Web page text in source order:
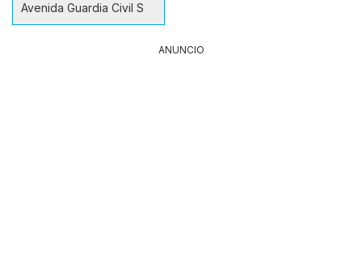
Avenida Guardia Civil S
ANUNCIO